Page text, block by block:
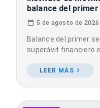
balance del
superávit
operativo y más
sensibilizados en
5 de agosto de 2026
Balance del primer
superávit financiero
LEER MÁS